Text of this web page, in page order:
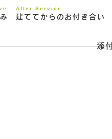
After Service
建ててからのお付き合い
添